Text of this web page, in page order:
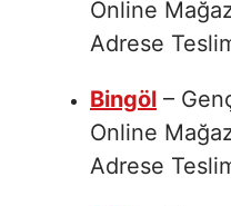
Online
Adrese
Bingöl –
Online
Adrese